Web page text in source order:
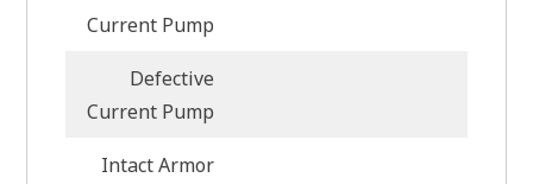
Current Pump
Defective
Current Pump
Intact Armor